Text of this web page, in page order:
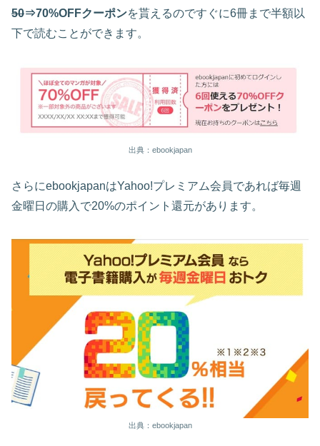
50⇒70%OFFクーポンを貰えるのですぐに6冊まで半額以
下で読むことができます。
出典：ebookjapan
さらにebookjapanはYahoo!プレミアム会員であれば毎週
金曜日の購入で20%のポイント還元があります。
出典：ebookjapan